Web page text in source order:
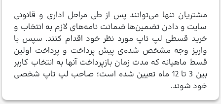
مشتریان تنها می‌توانند پس از طی مراحل اداری و قانونی
سایت و دادن تضمین‌ها ضمانت نامه‌های لازم به انتخاب و
خرید قسطی لپ تاپ مورد نظر خود اقدام کنند. سپس با
واریز وجه مشخص شده‌ی پیش پرداخت و پرداخت اولین
قسط ماهیانه که مدت زمان بازپرداخت آنها به انتخاب کاربر
بین 3 تا 12 ماه تعیین شده است؛ صاحب لپ تاپ شخصی
خود شوند.